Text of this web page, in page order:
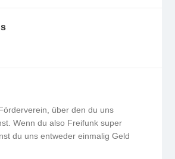
über den du uns
Wenn du also Freifunk super
du uns entweder einmalig Geld